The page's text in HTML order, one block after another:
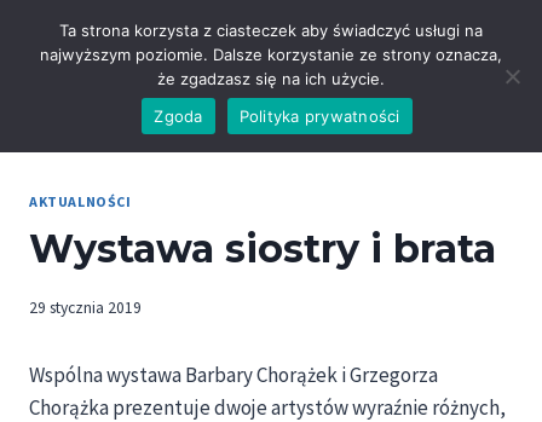
AKTUALNOŚCI
Wystawa siostry i brata
29 stycznia 2019
Wspólna wystawa Barbary Chorążek i Grzegorza
Chorążka prezentuje dwoje artystów wyraźnie różnych,
Ta strona korzysta z ciasteczek aby świadczyć usługi na
najwyższym poziomie. Dalsze korzystanie ze strony oznacza,
że zgadzasz się na ich użycie.
Zgoda
Polityka prywatności